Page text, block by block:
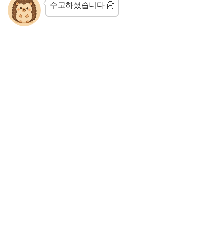
수고하셨습니다 🤗